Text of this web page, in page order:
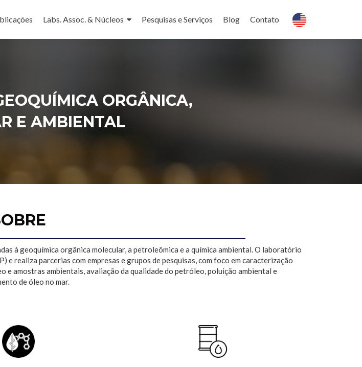
Labs. Assoc. & Núcleos Pesquisas e Serviços Blog Contato
ORGÂNICA,
E AMBIENTAL
à geoquímica orgânica molecular, a petroleômica e a química ambiental. O laboratório
realiza parcerias com empresas e grupos de pesquisas, com foco em caracterização
amostras ambientais, avaliação da qualidade do petróleo, poluição ambiental e
de óleo no mar.